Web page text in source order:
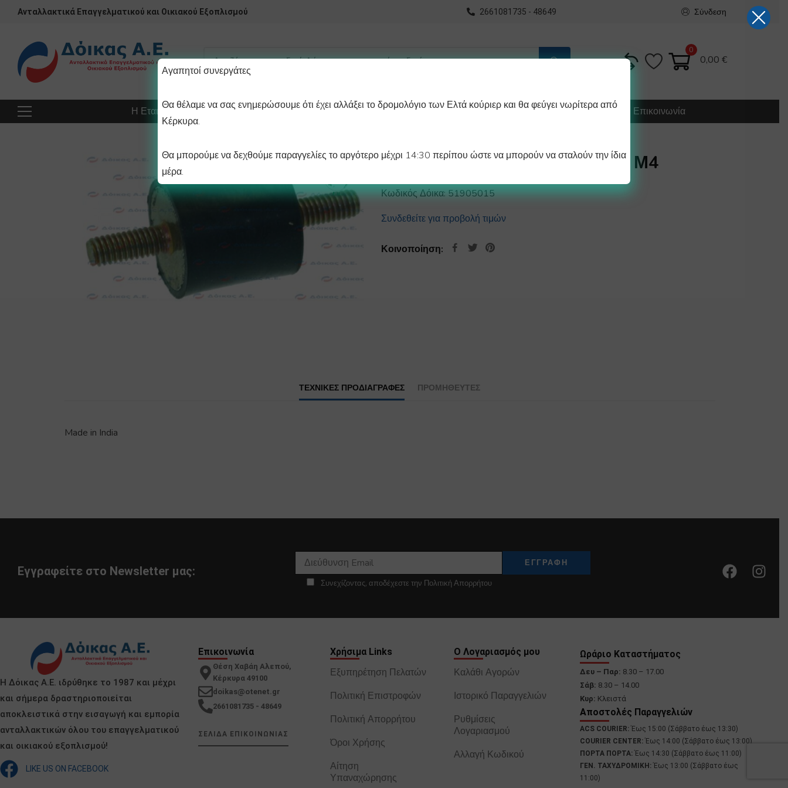
Ανταλλακτικά Επαγγελματικού και Οικιακού Εξοπλισμού 2661081735 - 48649 Σύνδεση
0
0,00€
Η Εταιρεία Προϊόντα Προχωρημένη Αναζήτηση Διαγράμματα Λάστιχα Ψυγείου Κατασκευή Οδηγίες Επικοινωνία
ΑΝΤΙΚΡΑΔΑΣΜΙΚΟ 15Χ15mm Μ4
Κωδικός Δόικα:51905015
Συνδεθείτε για προβολή τιμών
Κοινοποίηση:
ΤΕΧΝΙΚΕΣ ΠΡΟΔΙΑΓΡΑΦΕΣ ΠΡΟΜΗΘΕΥΤΕΣ
Made in India
Εγγραφείτε στο Newsletter μας:
Συνεχίζοντας, αποδέχεστε την Πολιτική Απορρήτου
Η Δόικας Α.Ε. ιδρύθηκε το 1987 και μέχρι
και σήμερα δραστηριοποιείται
αποκλειστικά στην εισαγωγή και εμπορία
ανταλλακτικών όλου του επαγγελματικού
και οικιακού εξοπλισμού!
LIKE US ON FACEBOOK
Επικοινωνία
Θέση Χαβάη Αλεπού,
Κέρκυρα 49100
doikas@otenet.gr
2661081735 - 48649
ΣΕΛΙΔΑ ΕΠΙΚΟΙΝΩΝΙΑΣ
Χρήσιμα Links
Εξυπηρέτηση Πελατών
Πολιτική Επιστροφών
Πολιτική Απορρήτου
Όροι Χρήσης
Αίτηση
Υπαναχώρησης
Ο Λογαριασμός μου
Καλάθι Αγορών
Ιστορικό Παραγγελιών
Ρυθμίσεις
Λογαριασμού
Αλλαγή Κωδικού
Ωράριο Καταστήματος
Δευ – Παρ: 8.30 – 17.00
Σάβ: 8.30 – 14.00
Κυρ: Κλειστά
Αποστολές Παραγγελιών
ACS COURIER: Έως 15:00 (Σάββατο έως 13:30)
COURIER CENTER: Έως 14:00 (Σάββατο έως 13:00)
ΠΟΡΤΑ ΠΟΡΤΑ: Έως 14:30 (Σάββατο έως 11:00)
ΓΕΝ. ΤΑΧΥΔΡΟΜΙΚΗ: Έως 13:00 (Σάββατο έως
11:00)
Αγαπητοί συνεργάτες
Θα θέλαμε να σας ενημερώσουμε ότι έχει αλλάξει το δρομολόγιο των Ελτά κούριερ και θα φεύγει νωρίτερα από
Κέρκυρα.
Θα μπορούμε να δεχθούμε παραγγελίες το αργότερο μέχρι 14:30 περίπου ώστε να μπορούν να σταλούν την ίδια
μέρα.